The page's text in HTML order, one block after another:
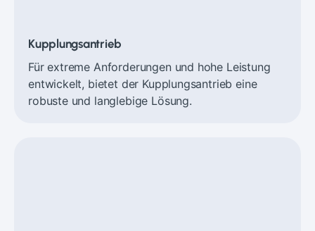
Kupplungsantrieb
Für extreme Anforderungen und hohe Leistung
entwickelt, bietet der Kupplungsantrieb eine
robuste und langlebige Lösung.